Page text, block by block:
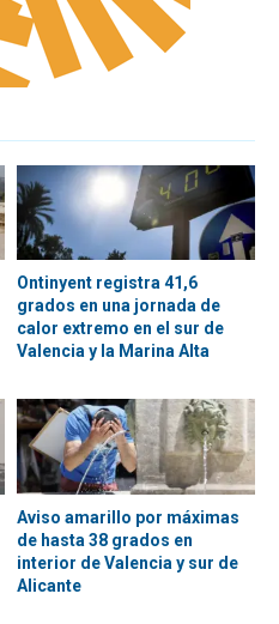
Ontinyent registra 41,6
grados en una jornada de
calor extremo en el sur de
Valencia y la Marina Alta
Aviso amarillo por máximas
de hasta 38 grados en
interior de Valencia y sur de
Alicante